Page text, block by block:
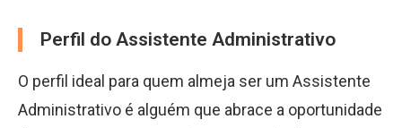
Perfil do Assistente Administrativo
O perfil ideal para quem almeja ser um Assistente
Administrativo é alguém que abrace a oportunidade